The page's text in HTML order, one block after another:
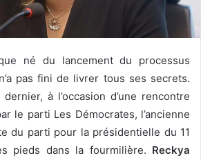
né du lancement du processus
pas fini de livrer tous ses secrets.
à l’occasion d’une rencontre
le parti Les Démocrates, l’ancienne
du parti pour la présidentielle du 11
pieds dans la fourmilière. Reckya